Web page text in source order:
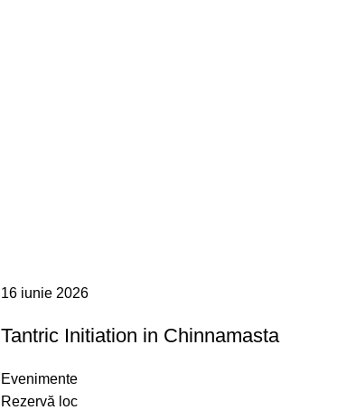
16 iunie 2026
Tantric Initiation in Chinnamasta
Evenimente
Rezervă loc